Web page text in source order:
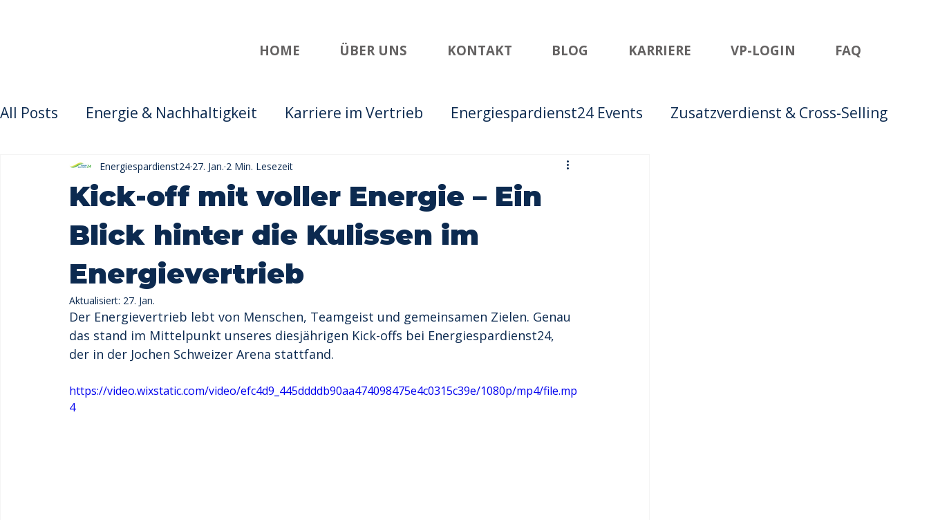
HOME ÜBER UNS KONTAKT BLOG KARRIERE VP-LOGIN FAQ
All Posts Energie & Nachhaltigkeit Karriere im Vertrieb Energiespardienst24 Events Zusatzverdienst & Cross-Selling
Vertrieb & Partnerschaft
Kick-off mit voller Energie – Ein
Blick hinter die Kulissen im
Energievertrieb
Energiespardienst24 27. Jan. 2 Min. Lesezeit
Aktualisiert: 27. Jan.
Der Energievertrieb lebt von Menschen, Teamgeist und gemeinsamen Zielen. Genau
das stand im Mittelpunkt unseres diesjährigen Kick-offs bei Energiespardienst24,
der in der Jochen Schweizer Arena stattfand.
https://video.wixstatic.com/video/efc4d9_445ddddb90aa474098475e4c0315c39e/1080p/mp4/file.mp
4